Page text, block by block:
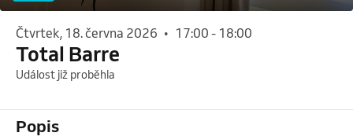
čtvrtek, 18. června 2026 • 17:00 - 18:00
Total Barre
Událost již proběhla
Popis